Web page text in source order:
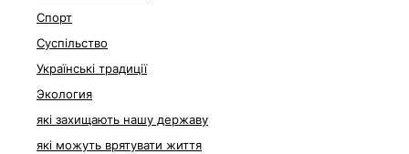
Спорт
Суспільство
Українські традиції
Экология
які захищають нашу державу
які можуть врятувати життя